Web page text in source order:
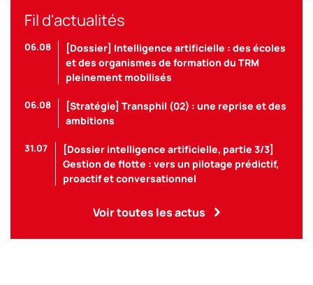
Fil d'actualités
06.08
[Dossier] Intelligence artificielle : des écoles
et des organismes de formation du TRM
pleinement mobilisés
06.08
[Stratégie] Transphil (02) : une reprise et des
ambitions
31.07
[Dossier intelligence artificielle, partie 3/3]
Gestion de flotte : vers un pilotage prédictif,
proactif et conversationnel
Voir toutes les actus